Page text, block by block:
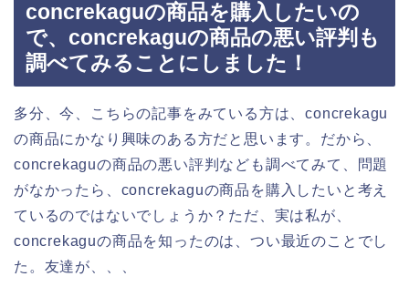
concrekaguの商品を購入したいの
で、concrekaguの商品の悪い評判も
調べてみることにしました！
多分、今、こちらの記事をみている方は、concrekagu
の商品にかなり興味のある方だと思います。だから、
concrekaguの商品の悪い評判なども調べてみて、問題
がなかったら、concrekaguの商品を購入したいと考え
ているのではないでしょうか？ただ、実は私が、
concrekaguの商品を知ったのは、つい最近のことでし
た。友達が、、、